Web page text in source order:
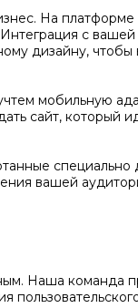
На
с
дизайну,
мобильную
сайт, который
специально
вашей
Наша команда